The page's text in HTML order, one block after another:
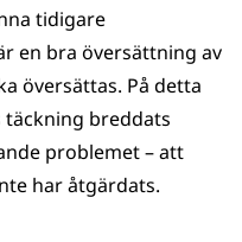
tidigare
en bra översättning av
översättas. På detta
breddats
problemet – att
har åtgärdats.